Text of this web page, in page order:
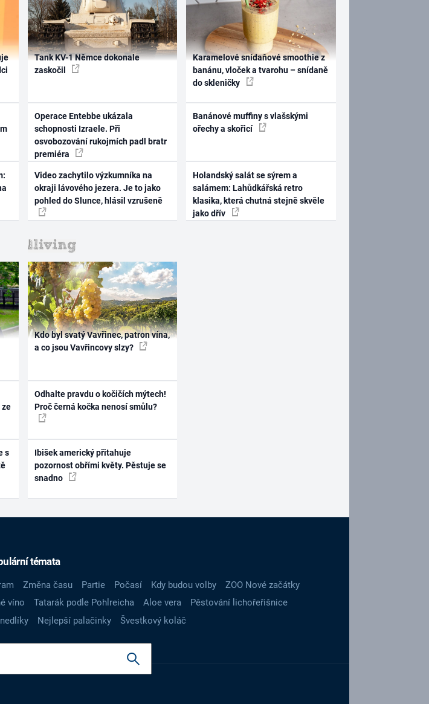
Tank KV-1 Němce dokonale
zaskočil
Operace Entebbe ukázala
schopnosti Izraele. Při
osvobozování rukojmích padl bratr
premiéra
Video zachytilo výzkumníka na
okraji lávového jezera. Je to jako
pohled do Slunce, hlásil vzrušeně
Karamelové snídaňové smoothie z
banánu, vloček a tvarohu – snídaně
do skleničky
Banánové muffiny s vlašskými
ořechy a skořicí
Holandský salát se sýrem a
salámem: Lahůdkářská retro
klasika, která chutná stejně skvěle
jako dřív
ze
s
Kdo byl svatý Vavřinec, patron vína,
a co jsou Vavřincovy slzy?
Odhalte pravdu o kočičích mýtech!
Proč černá kočka nenosí smůlu?
Ibišek americký přitahuje
pozornost obřími květy. Pěstuje se
snadno
témata
Změna času Partie Počasí Kdy budou volby
ZOO Nové začátky
víno Tatarák podle Pohlreicha Aloe vera
Pěstování lichořeřišnice
Nejlepší palačinky Švestkový koláč